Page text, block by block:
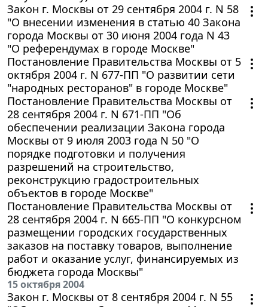
Закон г. Москвы от 29 сентября 2004 г. N 58
"О внесении изменения в статью 40 Закона
города Москвы от 30 июня 2004 года N 43
"О референдумах в городе Москве"
Постановление Правительства Москвы от 5
октября 2004 г. N 677-ПП "О развитии сети
"народных ресторанов" в городе Москве"
Постановление Правительства Москвы от
28 сентября 2004 г. N 671-ПП "Об
обеспечении реализации Закона города
Москвы от 9 июля 2003 года N 50 "О
порядке подготовки и получения
разрешений на строительство,
реконструкцию градостроительных
объектов в городе Москве"
Постановление Правительства Москвы от
28 сентября 2004 г. N 665-ПП "О конкурсном
размещении городских государственных
заказов на поставку товаров, выполнение
работ и оказание услуг, финансируемых из
бюджета города Москвы"
15 октября 2004
Закон г. Москвы от 8 сентября 2004 г. N 55